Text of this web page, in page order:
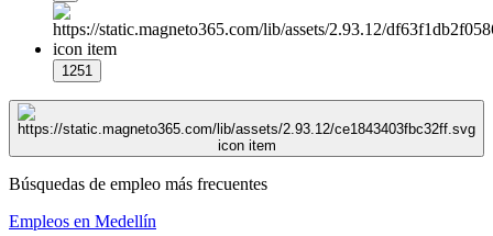
1251
Búsquedas de empleo más frecuentes
Empleos en Medellín